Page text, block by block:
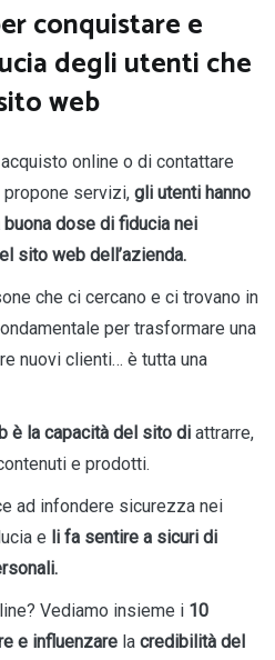
conquistare e
degli utenti che
web
online o di contattare
propone servizi, gli utenti hanno
dose di fiducia nei
sito web dell’azienda.
che ci cercano e ci trovano in
per trasformare una
nuovi clienti… è tutta una
è la capacità del sito di attrarre,
e prodotti.
ad infondere sicurezza nei
e li fa sentire a sicuri di
Vediamo insieme i 10
e influenzare la credibilità del